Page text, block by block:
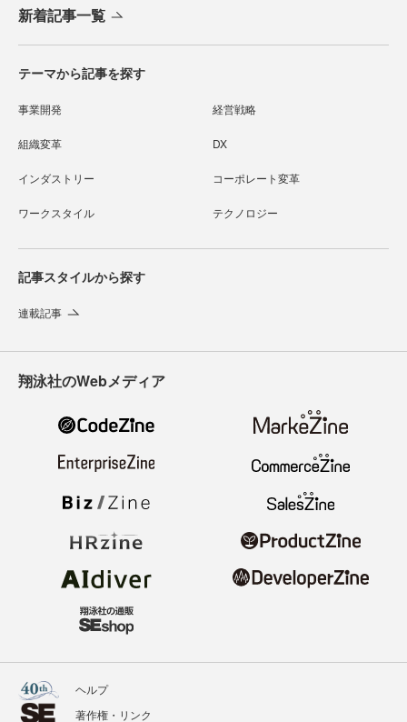
新着記事一覧
テーマから記事を探す
事業開発 経営戦略
組織変革 DX
インダストリー コーポレート変革
ワークスタイル テクノロジー
記事スタイルから探す
連載記事
翔泳社のWebメディア
ヘルプ
著作権・リンク